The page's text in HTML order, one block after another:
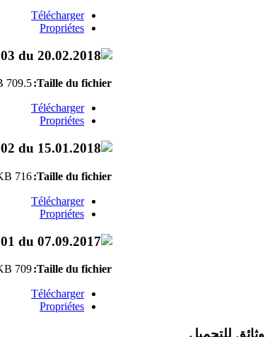
Télécharger
Propriétes
Taille du fichier:
709.5 KB
Télécharger
Propriétes
Taille du fichier:
716 KB
Télécharger
Propriétes
Taille du fichier:
709 KB
Télécharger
Propriétes
وثائق للتحميل